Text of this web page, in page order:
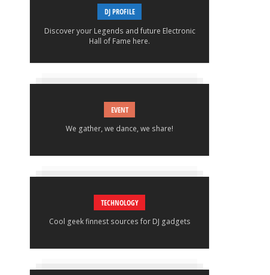
DJ PROFILE
Discover your Legends and future Electronic
Hall of Fame here.
EVENT
We gather, we dance, we share!
TECHNOLOGY
Cool geek finnest sources for DJ gadgets